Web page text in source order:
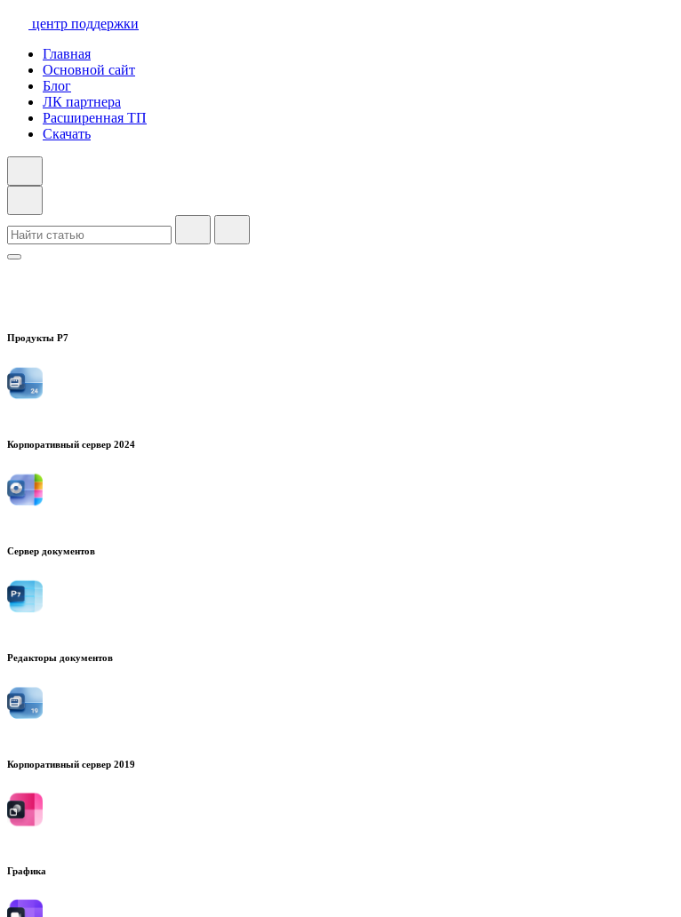
центр поддержки
Главная
Основной сайт
Блог
ЛК партнера
Расширенная ТП
Скачать
Продукты Р7
Корпоративный сервер 2024
Сервер документов
Редакторы документов
Корпоративный сервер 2019
Графика